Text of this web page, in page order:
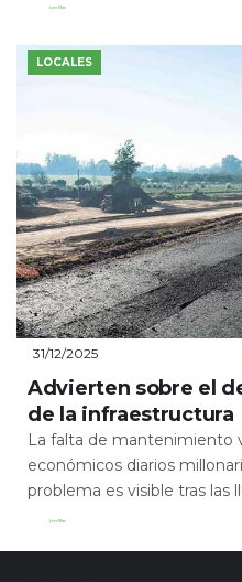
Leer Más
LOCALES
31/12/2025
Advierten sobre el
de la infraestructura
La falta de mantenimiento
económicos diarios
problema es visible tras las
Leer Más